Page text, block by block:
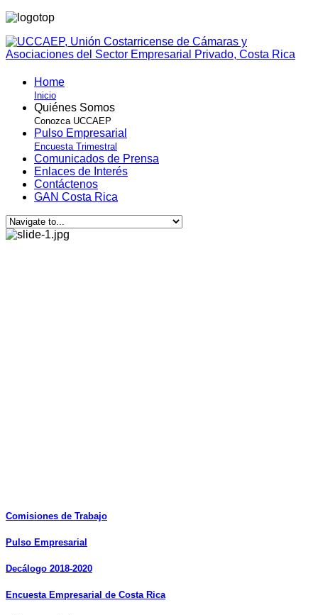
Home
Inicio
Quiénes Somos
Conozca UCCAEP
Pulso Empresarial
Encuesta Trimestral
Comunicados de Prensa
Enlaces de Interés
Contáctenos
GAN Costa Rica
Comisiones de Trabajo
Pulso Empresarial
Decálogo 2018-2020
Encuesta Empresarial de Costa Rica